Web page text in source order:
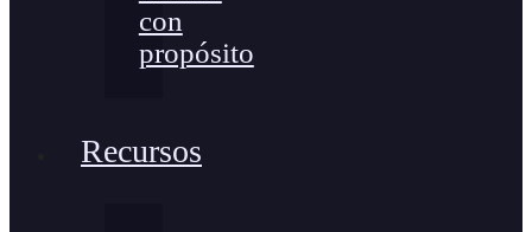
con
propósito
Recursos